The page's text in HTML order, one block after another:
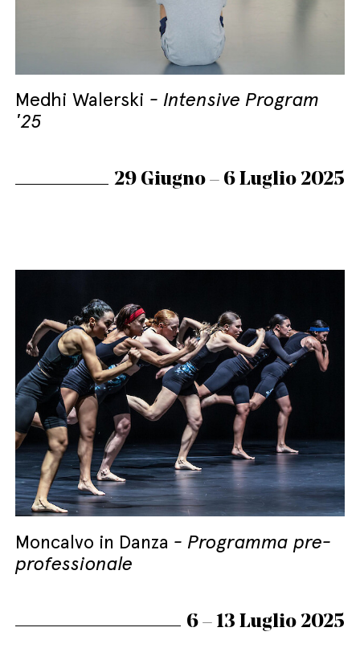
Medhi Walerski
Intensive Program
'25
29 Giugno – 6 Luglio 2025
Moncalvo in Danza
Programma pre-
professionale
6 – 13 Luglio 2025